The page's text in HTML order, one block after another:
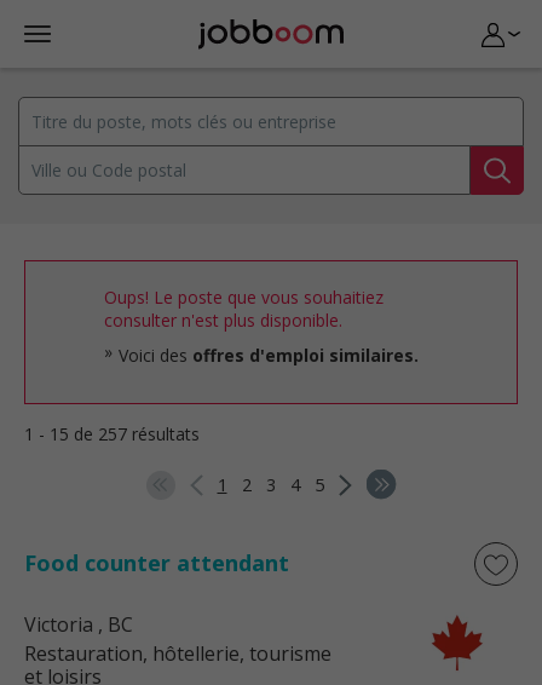
Oups! Le poste que vous souhaitiez
consulter n'est plus disponible.
Voici des offres d'emploi similaires.
1 - 15 de 257 résultats
1 2 3 4 5
Food counter attendant
Victoria , BC
Restauration, hôtellerie, tourisme
et loisirs